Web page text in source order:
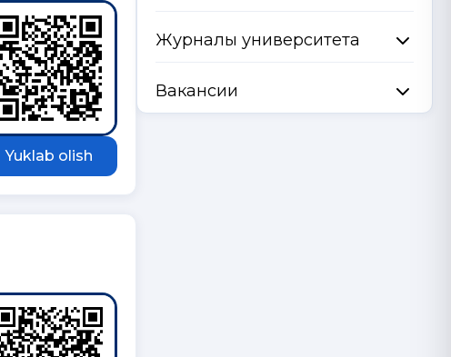
Yuklab olish
Журналы университета
Вакансии